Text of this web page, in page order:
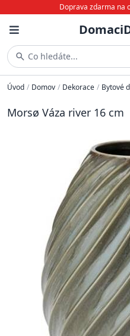
Doprava zdarma na
Co hledáte...
Úvod / Domov / Dekorace / Bytové
Morsø Váza river 16 cm